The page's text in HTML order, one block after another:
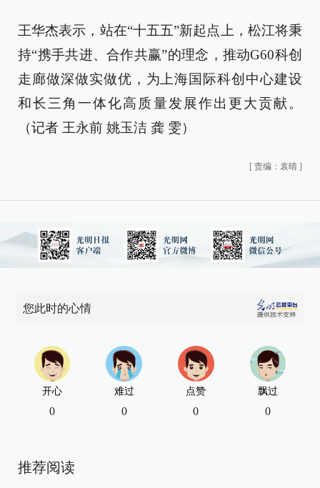
王华杰表示，站在“十五五”新起点上，松江将秉
持“携手共进、合作共赢”的理念，推动G60科创
走廊做深做实做优，为上海国际科创中心建设
和长三角一体化高质量发展作出更大贡献。
（记者 王永前 姚玉洁 龚 雯）
[ 责编：袁晴 ]
您此时的心情
开心
0
难过
0
点赞
0
飘过
0
推荐阅读